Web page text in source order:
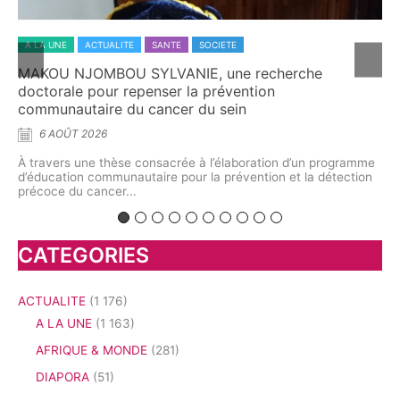
détection
A LA UNE ACTUALITE ECONOMIE
L’aromathérapie au Cameroun : quand la science
explore le potentiel caché des plantes
5 AOÛT 2026
interrogé l’avenir d’une discipline située au croisement de
biologie végétale,...
CATEGORIES
ACTUALITE (1 176)
A LA UNE (1 163)
AFRIQUE & MONDE (281)
DIAPORA (51)